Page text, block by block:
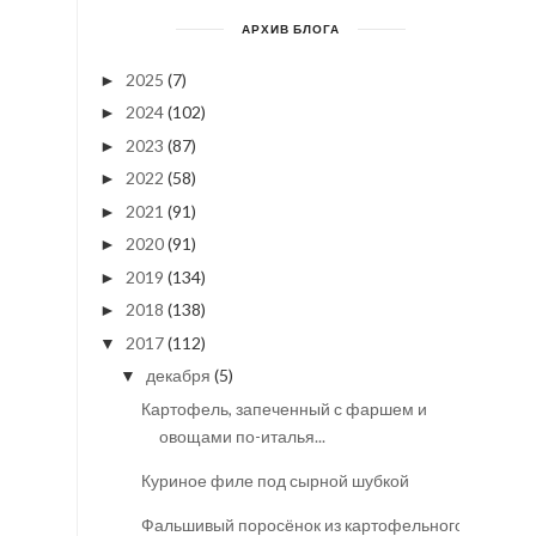
АРХИВ БЛОГА
► 2025 (7)
► 2024(102)
► 2023 (87)
► 2022 (58)
► 2021 (91)
► 2020(91)
► 2019 (134)
► 2018 (138)
▼ 2017(112)
▼ декабря (5)
Картофель, запеченный с фаршем и
овощами по-италья...
Куриное филе под сырной шубкой
Фальшивый поросёнок из картофельного